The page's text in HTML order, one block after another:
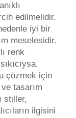
edilmelidir.
iyi bir
meselesidir.
renk
çözmek için
tasarım
stiller,
ilgisini